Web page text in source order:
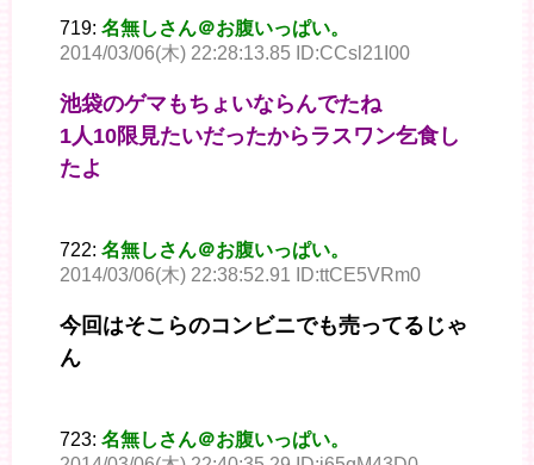
719: 名無しさん＠お腹いっぱい。
2014/03/06(木) 22:28:13.85 ID:CCsl21I00
池袋のゲマもちょいならんでたね
1人10限見たいだったからラスワン乞食し
たよ
722: 名無しさん＠お腹いっぱい。
2014/03/06(木) 22:38:52.91 ID:ttCE5VRm0
今回はそこらのコンビニでも売ってるじゃ
ん
723: 名無しさん＠お腹いっぱい。